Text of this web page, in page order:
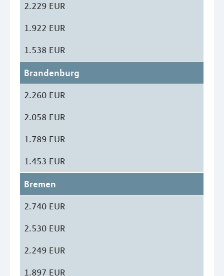
2.229 EUR
1.922 EUR
1.538 EUR
Brandenburg
2.260 EUR
2.058 EUR
1.789 EUR
1.453 EUR
Bremen
2.740 EUR
2.530 EUR
2.249 EUR
1.897 EUR